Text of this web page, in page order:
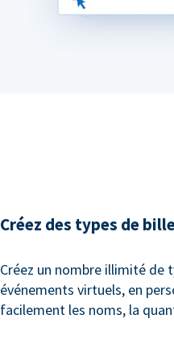
Créez des types de
Créez un nombre illimité de
événements virtuels, en
facilement les noms, la